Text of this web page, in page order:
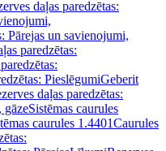
daļas paredzētas:
Pārejas un savienojumi,
paredzētas:
PieslēgumiGeberit
daļas paredzētas:
gāzeSistēmas caurules
caurules 1.4401Caurules